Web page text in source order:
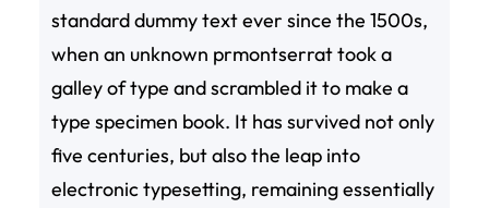
standard dummy text ever since the 1500s,
when an unknown prmontserrat took a
galley of type and scrambled it to make a
type specimen book. It has survived not only
five centuries, but also the leap into
electronic typesetting, remaining essentially